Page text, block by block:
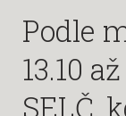
Podle
13.10
SELČ,